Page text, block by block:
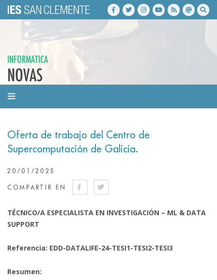
INFORMATICA
NOVAS
Oferta de trabajo del Centro de
Supercomputación de Galicia.
20/01/2025
COMPARTIR EN
TÉCNICO/A ESPECIALISTA EN INVESTIGACIÓN – ML & DATA
SUPPORT
Referencia: EDD-DATALIFE-24-TESI1-TESI2-TESI3
Resumen: